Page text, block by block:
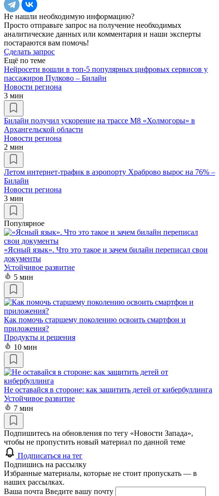
Не нашли необходимую информацию?
Просто отправьте запрос на получение необходимых
аналитические данных или комментария и наши эксперты
постараются вам помочь!
Сделать запрос
Ещё по теме
Нейросети вошли в топ-5 популярных цифровых сервисов у
пассажиров Пулково – Билайн
Новости региона
3 мин
Билайн получил ускорение на трассе М8 «Холмогоры» в
Архангельской области
Новости региона
2 мин
Летом интернет-трафик в аэропорту Храброво вырос на 76% –
Билайн
Новости региона
3 мин
Популярное
«Ясный язык». Что это такое и зачем билайн переписал свои
документы
Устойчивое развитие
5 мин
Как помочь старшему поколению освоить смартфон и
приложения?
Продукты и решения
10 мин
Не оставайся в стороне: как защитить детей от кибербуллинга
Устойчивое развитие
7 мин
Подпишитесь на обновления по тегу «Новости Запада»,
чтобы не пропустить новый материал по данной теме
Подписаться на тег
Подпишись на рассылку
Избранные материалы, которые не стоит пропускать — в
наших рассылках.
Ваша почта Введите вашу почту